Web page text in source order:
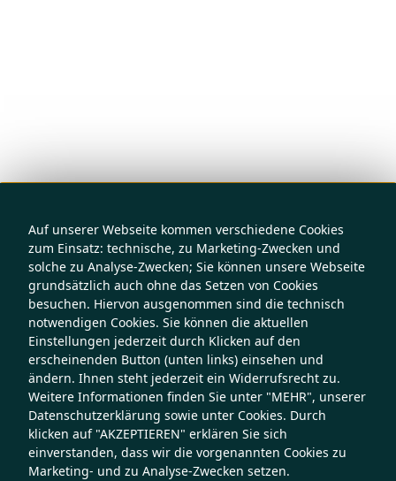
Auf unserer Webseite kommen verschiedene Cookies
zum Einsatz: technische, zu Marketing-Zwecken und
solche zu Analyse-Zwecken; Sie können unsere Webseite
grundsätzlich auch ohne das Setzen von Cookies
besuchen. Hiervon ausgenommen sind die technisch
notwendigen Cookies. Sie können die aktuellen
Einstellungen jederzeit durch Klicken auf den
erscheinenden Button (unten links) einsehen und
ändern. Ihnen steht jederzeit ein Widerrufsrecht zu.
Weitere Informationen finden Sie unter "MEHR", unserer
Datenschutzerklärung sowie unter Cookies. Durch
klicken auf "AKZEPTIEREN" erklären Sie sich
einverstanden, dass wir die vorgenannten Cookies zu
Marketing- und zu Analyse-Zwecken setzen.